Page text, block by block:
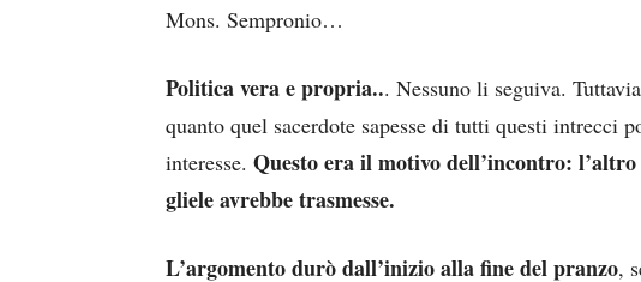
Mons. Sempronio…
Politica vera e propria... Nessuno li seguiva.
quanto quel sacerdote sapesse di tutti questi intrecci
interesse. Questo era il motivo dell’incontro:
gliele avrebbe trasmesse.
L’argomento durò dall’inizio alla fine del pranzo,